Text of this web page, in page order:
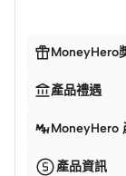
MoneyHero
產品禮遇
MoneyHero
產品資訊